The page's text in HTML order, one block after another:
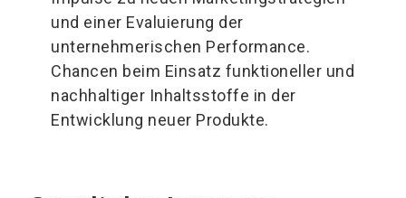
und einer Evaluierung der
unternehmerischen Performance.
Chancen beim Einsatz funktioneller und
nachhaltiger Inhaltsstoffe in der
Entwicklung neuer Produkte.